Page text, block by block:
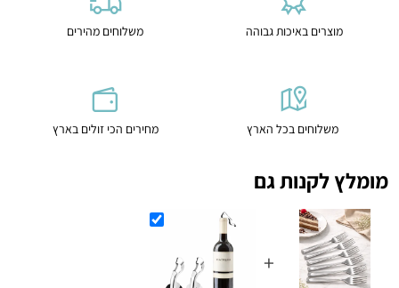
מוצרים באיכות גבוהה משלוחים מהירים
משלוחים בכל הארץ מחירים הכי זולים בארץ
מומלץ לקנות גם
+